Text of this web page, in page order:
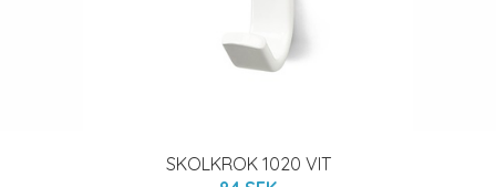
SKOLKROK 1020 VIT